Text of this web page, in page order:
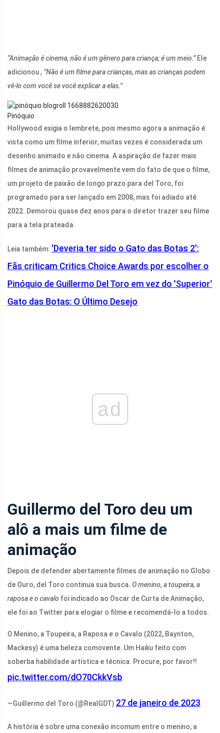
“Animação é cinema, não é um gênero para criança; é um meio.”Ele
adicionou , “Não é um filme para crianças, mas as crianças podem
vê-lo com você se você explicar a elas.”
Pinóquio
Hollywood exigia o lembrete, pois mesmo agora a animação é
vista como um filme inferior, muitas vezes é considerada um
desenho animado e não cinema. A aspiração de fazer mais
filmes de animação provavelmente vem do fato de que o filme,
um projeto de paixão de longo prazo para del Toro, foi
programado para ser lançado em 2008, mas foi adiado até
2022. Demorou quase dez anos para o diretor trazer seu filme
para a tela prateada.
Leia também: 'Deveria ter sido o Gato das Botas 2':
Fãs criticam Critics Choice Awards por escolher o
Pinóquio de Guillermo Del Toro em vez do 'Superior'
Gato das Botas: O Último Desejo
ad
Guillermo del Toro deu um
alô a mais um filme de
animação
Depois de defender abertamente filmes de animação no Globo
de Ouro, del Toro continua sua busca. O menino, a toupeira, a
raposa e o cavalo foi indicado ao Oscar de Curta de Animação,
ele foi ao Twitter para elogiar o filme e recomendá-lo a todos.
O Menino, a Toupeira, a Raposa e o Cavalo (2022, Baynton,
Mackesy) é uma beleza comovente. Um Haiku feito com
soberba habilidade artística e técnica. Procure, por favor!!
pic.twitter.com/dO70CkkVsb
—Guillermo del Toro (@RealGDT) 27 de janeiro de 2023
A história é sobre uma conexão incomum entre o menino, a